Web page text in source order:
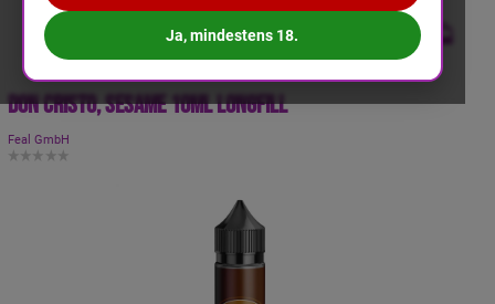
Don Cristo, Sesame 10ml Longfill
Feal GmbH
Ja, mindestens 18.